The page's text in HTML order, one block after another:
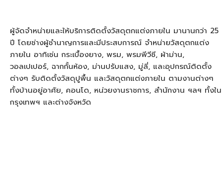
ผู้จัดจำหน่ายและให้บริการติดตั้งวัสดุตกแต่งภายใน มานานกว่า 25
ปี โดยช่างผู้ชำนาญการและมีประสบการณ์ จำหน่ายวัสดุตกแต่ง
ภายใน อาทิเช่น กระเบื้องยาง, พรม, พรมพีวีซี, ผ้าม่าน,
วอลเปเปอร์, ฉากกั้นห้อง, ม่านปรับแสง, มู่ลี่, และอุปกรณ์ติดตั้ง
ต่างๆ รับติดตั้งวัสดุปูพื้น และวัสดุตกแต่งภายใน ตามงานต่างๆ
ทั้งบ้านอยู่อาศัย, คอนโด, หน่วยงานราชการ, สำนักงาน ฯลฯ ทั้งใน
กรุงเทพฯ และต่างจังหวัด